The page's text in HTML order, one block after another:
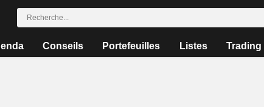
Conseils Portefeuilles Listes Trading